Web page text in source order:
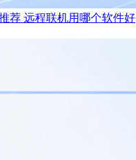
荐 远程联机用哪个软件好